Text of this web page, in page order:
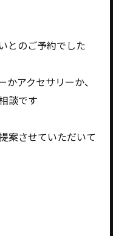
とのご予約でした
アクセサリーか、
談です
案させていただいて